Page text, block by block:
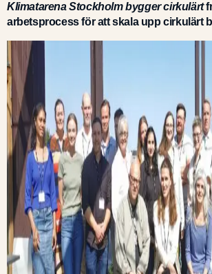
För deltagare
Ett initiativ av
Klimatarena Stockholm bygger cirkulärt
arbetsprocess för att skala upp cirkulärt